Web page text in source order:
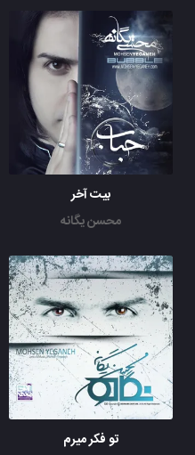
بیت آخر
محسن یگانه
تو فکر میرم